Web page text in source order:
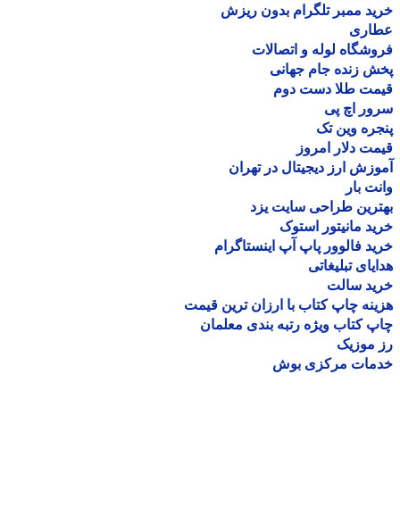
ممبر تلگرام بدون ریزش
لوله و اتصالات
زنده جام جهانی
طلا دست دوم
اچ پی
وین تک
دلار امروز
ارز دیجیتال در تهران
بار
طراحی سایت یزد
مانیتور استوک
فالوور پاپ آپ اینستاگرام
تبلیغاتی
سالت
چاپ کتاب با ارزان ترین قیمت
کتاب ویژه رتبه بندی معلمان
موزیک
مرکزی بوش